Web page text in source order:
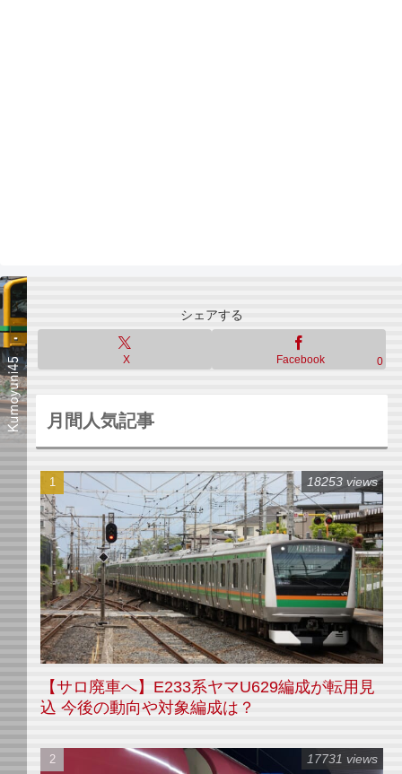
シェアする
X Facebook 0
月間人気記事
【サロ廃車へ】E233系ヤマU629編成が転用見
込 今後の動向や対象編成は？
18253 views
17731 views